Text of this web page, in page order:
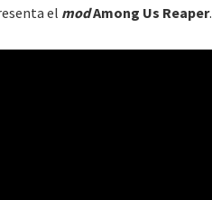
el modAmong Us Reaper.